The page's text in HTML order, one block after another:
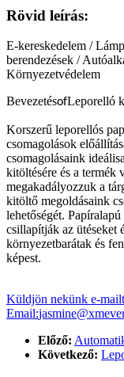
Rövid leírás:
E-kereskedelem /
berendezések /
Környezetvédelem
BevezetésofLeporelló
Korszerű leporellós
csomagolások
csomagolásaink
kitöltésére és a termék
megakadályozzuk a
kitöltő megoldásaink
lehetőségét.
csillapítják az ütéseket
környezetbarátak és
képest.
Küldjön nekünk e-mailt
Email:
Előző:
Következő: